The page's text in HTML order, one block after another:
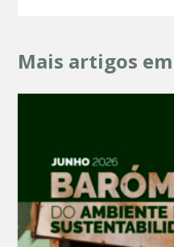
Mais artigos